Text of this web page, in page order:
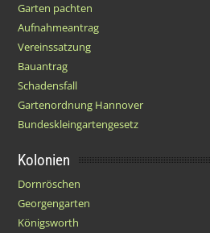
Garten pachten
Aufnahmeantrag
Vereinssatzung
Bauantrag
Schadensfall
Gartenordnung Hannover
Bundeskleingartengesetz
Kolonien
Dornröschen
Georgengarten
Königsworth